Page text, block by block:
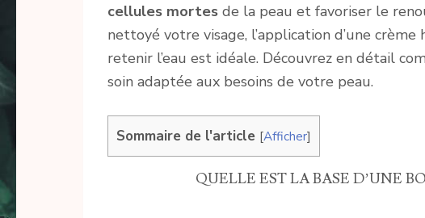
cellules mortes de la peau et favoriser le
nettoyé votre visage, l’application d’une
retenir l’eau est idéale. Découvrez en détail
soin adaptée aux besoins de votre peau.
Sommaire de l'article [Afficher]
QUELLE EST LA BASE D’UNE